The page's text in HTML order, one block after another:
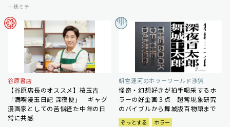
一穂ミチ
谷原書店
【谷原店長のオススメ】桜玉吉
「満喫漫玉日記 深夜便」 ギャグ
漫画家としての苦悩経た中年の日
常に共感
朝宮運河のホラーワールド渉猟
怪奇・幻想好きが拍手喝采するホ
ラーの好企画３点 超常現象研究
のバイブルから舞城版百物語まで
ぞっとする
ホラー